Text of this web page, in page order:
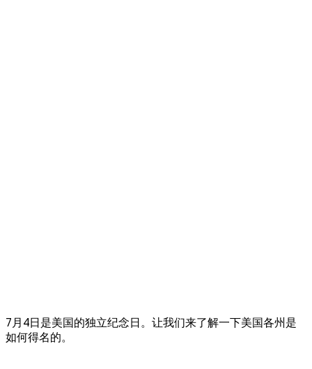
7月4日是美国的独立纪念日。让我们来了解一下美国各州是
如何得名的。